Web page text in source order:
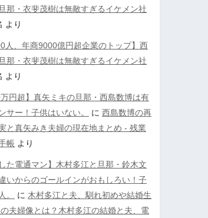
那・衣斐茂樹は無敵すぎるイケメン社
より
人、年商9000億円超企業のトップ】西
那・衣斐茂樹は無敵すぎるイケメン社
より
万円超】真矢ミキの旦那・西島数博は有
サー！子供はいない。
に 西島数博の再
と真矢みき夫婦の現在地まとめ - 残業
帳 より
た電通マン】木村多江と旦那・鈴木文
いからのゴールインがおもしろい！子
。
に 木村多江と夫、馴れ初めや結婚生
夫婦像とは？木村多江の結婚と夫、電